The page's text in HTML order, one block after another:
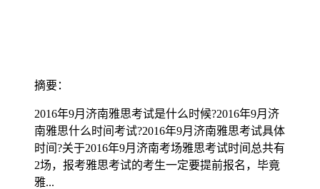
摘要：
2016年9月济南雅思考试是什么时候?2016年9月济
南雅思什么时间考试?2016年9月济南雅思考试具体
时间?关于2016年9月济南考场雅思考试时间总共有
2场，报考雅思考试的考生一定要提前报名，毕竟
雅...